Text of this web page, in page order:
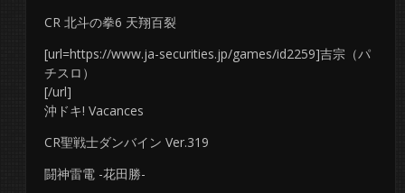
CR 北斗の拳6 天翔百裂
[url=https://www.ja-securities.jp/games/id2259]吉宗（パ
チスロ）
[/url]
沖ドキ! Vacances
CR聖戦士ダンバイン Ver.319
闘神雷電 -花田勝-